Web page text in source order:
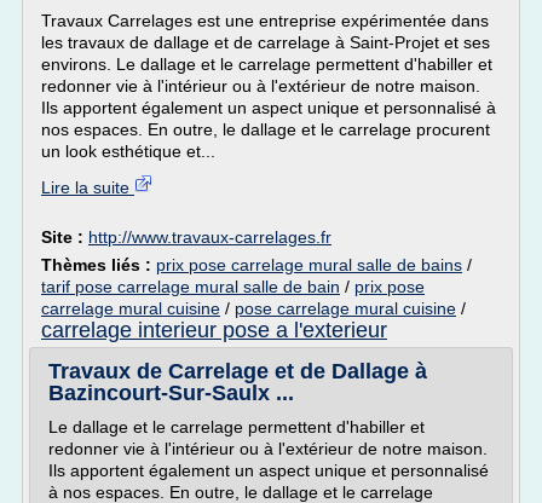
Travaux Carrelages est une entreprise expérimentée dans
les travaux de dallage et de carrelage à Saint-Projet et ses
environs. Le dallage et le carrelage permettent d'habiller et
redonner vie à l'intérieur ou à l'extérieur de notre maison.
Ils apportent également un aspect unique et personnalisé à
nos espaces. En outre, le dallage et le carrelage procurent
un look esthétique et...
Lire la suite
Site : http://www.travaux-carrelages.fr
Thèmes liés : prix pose carrelage mural salle de bains /
tarif pose carrelage mural salle de bain / prix pose
carrelage mural cuisine / pose carrelage mural cuisine /
carrelage interieur pose a l'exterieur
Travaux de Carrelage et de Dallage à
Bazincourt-Sur-Saulx ...
Le dallage et le carrelage permettent d'habiller et
redonner vie à l'intérieur ou à l'extérieur de notre maison.
Ils apportent également un aspect unique et personnalisé
à nos espaces. En outre, le dallage et le carrelage